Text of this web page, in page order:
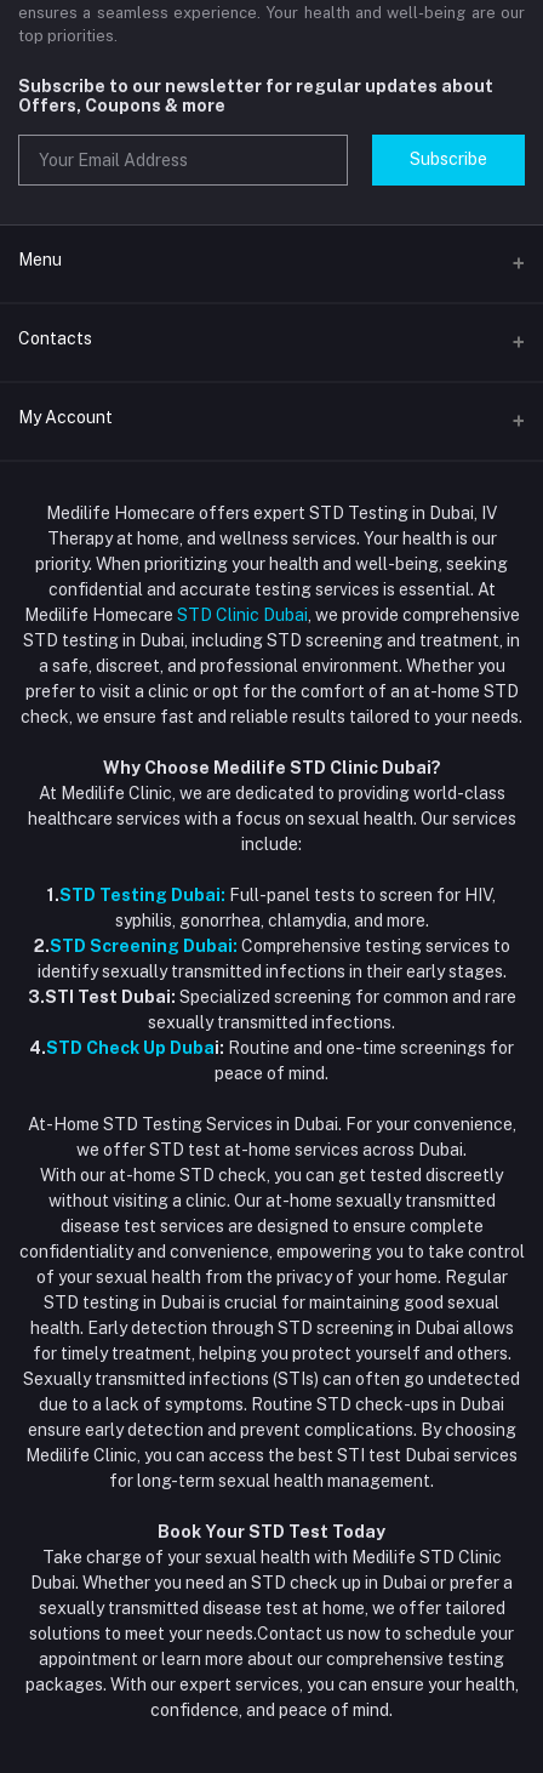
ensures a seamless experience. Your health and well-being are our
top priorities.
Subscribe to our newsletter for regular updates about
Offers, Coupons & more
Subscribe
Menu
Home
Doctor at Home
HIV Test Dubai
Blood Test Dubai
Vaccination at Home in Dubai
Injections at Home
Flash Sale
Blogs
Contacts
Address
+971586670701
Email
My Account
Order History
My Wishlist
Track Order
Medilife Homecare offers expert STD Testing in Dubai, IV
Therapy at home, and wellness services. Your health is our
priority. When prioritizing your health and well-being, seeking
confidential and accurate testing services is essential. At
Medilife Homecare STD Clinic Dubai , we provide comprehensive
STD testing in Dubai, including STD screening and treatment, in
a safe, discreet, and professional environment. Whether you
prefer to visit a clinic or opt for the comfort of an at-home STD
check, we ensure fast and reliable results tailored to your needs.
Why Choose Medilife STD Clinic Dubai?
At Medilife Clinic, we are dedicated to providing world-class
healthcare services with a focus on sexual health. Our services
include:
1.STD Testing Dubai: Full-panel tests to screen for HIV,
syphilis, gonorrhea, chlamydia, and more.
2.STD Screening Dubai: Comprehensive testing services to
identify sexually transmitted infections in their early stages.
3.STI Test Dubai: Specialized screening for common and rare
sexually transmitted infections.
4.STD Check Up Dubai: Routine and one-time screenings for
peace of mind.
At-Home STD Testing Services in Dubai. For your convenience,
we offer STD test at-home services across Dubai.
With our at-home STD check, you can get tested discreetly
without visiting a clinic. Our at-home sexually transmitted
disease test services are designed to ensure complete
confidentiality and convenience, empowering you to take control
of your sexual health from the privacy of your home. Regular
STD testing in Dubai is crucial for maintaining good sexual
health. Early detection through STD screening in Dubai allows
for timely treatment, helping you protect yourself and others.
Sexually transmitted infections (STIs) can often go undetected
due to a lack of symptoms. Routine STD check-ups in Dubai
ensure early detection and prevent complications. By choosing
Medilife Clinic, you can access the best STI test Dubai services
for long-term sexual health management.
Book Your STD Test Today
Take charge of your sexual health with Medilife STD Clinic
Dubai. Whether you need an STD check up in Dubai or prefer a
sexually transmitted disease test at home, we offer tailored
solutions to meet your needs.Contact us now to schedule your
appointment or learn more about our comprehensive testing
packages. With our expert services, you can ensure your health,
confidence, and peace of mind.